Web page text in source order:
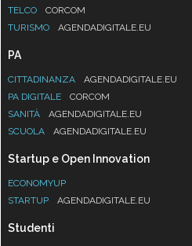
TELCO
CORCOM
TURISMO
AGENDADIGITALE.EU
PA
CITTADINANZA
AGENDADIGITALE.EU
PA DIGITALE
CORCOM
SANITÀ
AGENDADIGITALE.EU
SCUOLA
AGENDADIGITALE.EU
Startup e Open Innovation
ECONOMYUP
STARTUP
AGENDADIGITALE.EU
Studenti